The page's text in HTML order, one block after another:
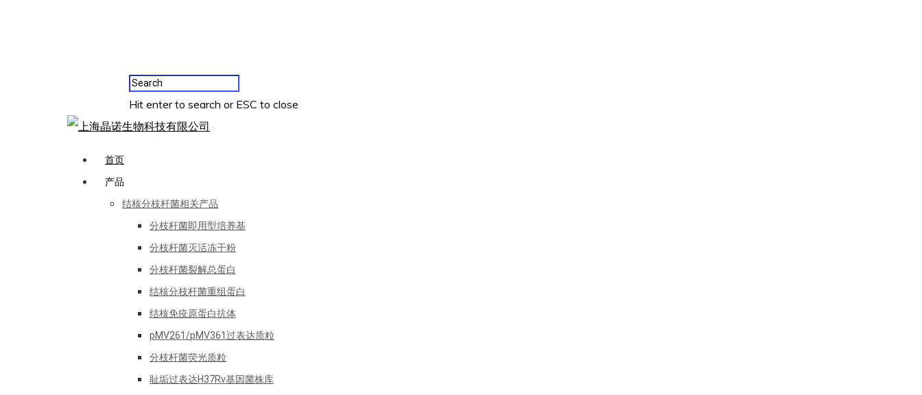
Hit enter to search or ESC to close
首页
产品
结核分枝杆菌相关产品
分枝杆菌即用型培养基
分枝杆菌灭活冻干粉
分枝杆菌裂解总蛋白
结核分枝杆菌重组蛋白
结核免疫原蛋白抗体
pMV261/pMV361过表达质粒
分枝杆菌荧光质粒
耻垢过表达H37Rv基因菌株库